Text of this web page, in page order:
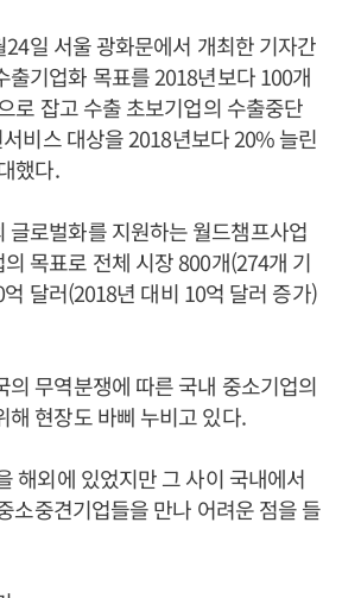
일 서울 광화문에서 개최한 기자간
출기업화 목표를 2018년보다 100개
로 잡고 수출 초보기업의 수출중단
비스 대상을 2018년보다 20% 늘린
했다.
글로벌화를 지원하는 월드챔프사업
목표로 전체 시장 800개(274개 기
달러(2018년 대비 10억 달러 증가)
의 무역분쟁에 따른 국내 중소기업의
해 현장도 바삐 누비고 있다.
해외에 있었지만 그 사이 국내에서
소중견기업들을 만나 어려운 점을 들